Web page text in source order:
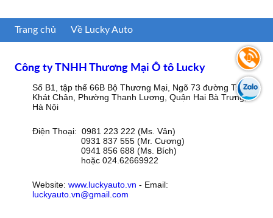
Trang chủ Về Lucky Auto
Công ty TNHH Thương Mại Ô tô Lucky
Số B1, tập thể 66B Bộ Thương Mại, Ngõ 73 đường Trần
Khát Chân, Phường Thanh Lương, Quận Hai Bà Trưng,
Hà Nội
Điện Thoại: 0981 223 222 (Ms. Vân)
0931 837 555 (Mr. Cương)
0941 856 688 (Ms. Bích)
hoặc 024.62669922
Website: www.luckyauto.vn - Email:
luckyauto.vn@gmail.com